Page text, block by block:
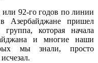
92-го годов по линии
Азербайджане пришел
которая начала
и многие наши
мы знали, просто